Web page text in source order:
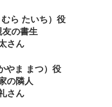
ら たいち）役
友の書生
さん
やま まつ）役
の隣人
さん